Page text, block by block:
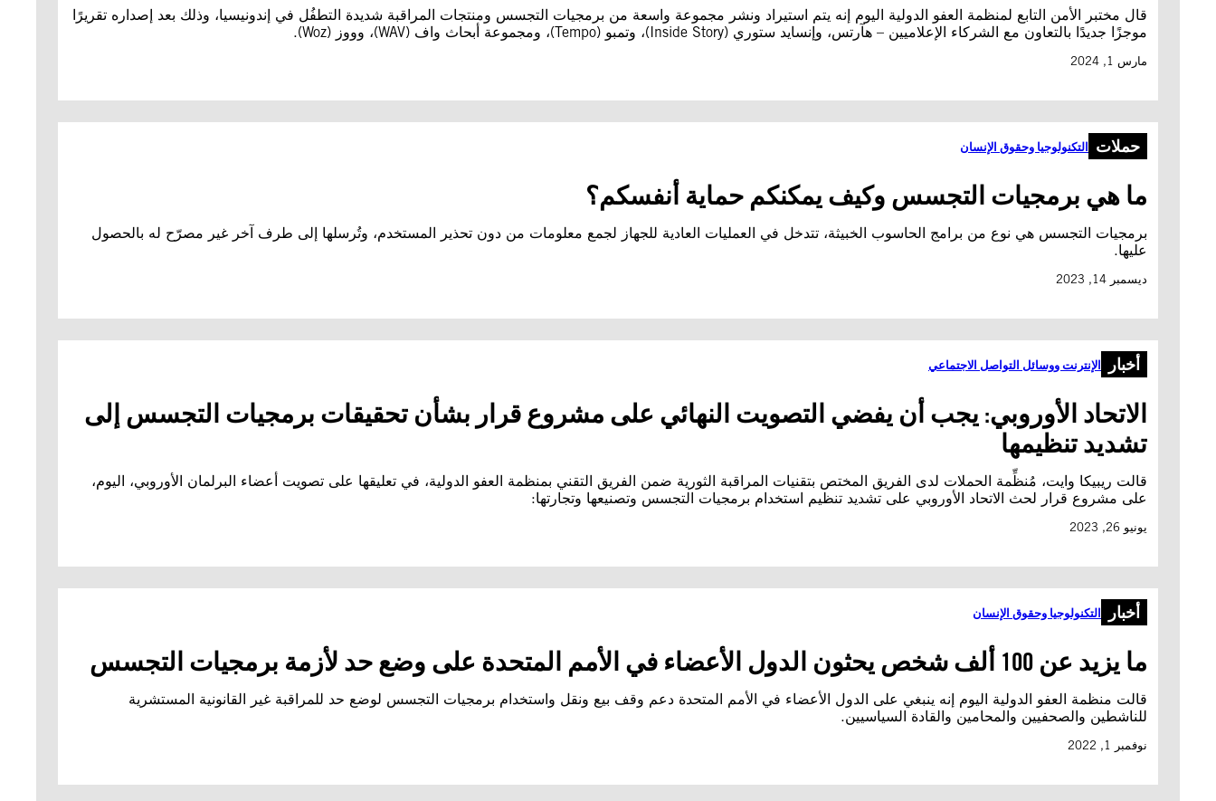
قال مختبر الأمن التابع لمنظمة العفو الدولية اليوم إنه يتم استيراد ونشر مجموعة واسعة من برمجيات التجسس ومنتجات المراقبة شديدة التطفُل في إندونيسيا، وذلك بعد إصداره تقريرًا
موجزًا جديدًا بالتعاون مع الشركاء الإعلاميين – هآرتس، وإنسايد ستوري (Inside Story)، وتمبو (Tempo)، ومجموعة أبحاث واف (WAV)، وووز (Woz).
مارس 1, 2024
حملات التكنولوجيا وحقوق الإنسان
ما هي برمجيات التجسس وكيف يمكنكم حماية أنفسكم؟
برمجيات التجسس هي نوع من برامج الحاسوب الخبيثة، تتدخل في العمليات العادية للجهاز لجمع معلومات من دون تحذير المستخدم، وتُرسلها إلى طرف آخر غير مصرّح له بالحصول
عليها.
ديسمبر 14, 2023
أخبار الإنترنت ووسائل التواصل الاجتماعي
الاتحاد الأوروبي: يجب أن يفضي التصويت النهائي على مشروع قرار بشأن تحقيقات برمجيات التجسس إلى
تشديد تنظيمها
قالت ريبيكا وايت، مُنظِّمة الحملات لدى الفريق المختص بتقنيات المراقبة الثورية ضمن الفريق التقني بمنظمة العفو الدولية، في تعليقها على تصويت أعضاء البرلمان الأوروبي، اليوم،
على مشروع قرار لحث الاتحاد الأوروبي على تشديد تنظيم استخدام برمجيات التجسس وتصنيعها وتجارتها:
يونيو 26, 2023
أخبار التكنولوجيا وحقوق الإنسان
ما يزيد عن 100 ألف شخص يحثون الدول الأعضاء في الأمم المتحدة على وضع حد لأزمة برمجيات التجسس
قالت منظمة العفو الدولية اليوم إنه ينبغي على الدول الأعضاء في الأمم المتحدة دعم وقف بيع ونقل واستخدام برمجيات التجسس لوضع حد للمراقبة غير القانونية المستشرية
للناشطين والصحفيين والمحامين والقادة السياسيين.
نوفمبر 1, 2022